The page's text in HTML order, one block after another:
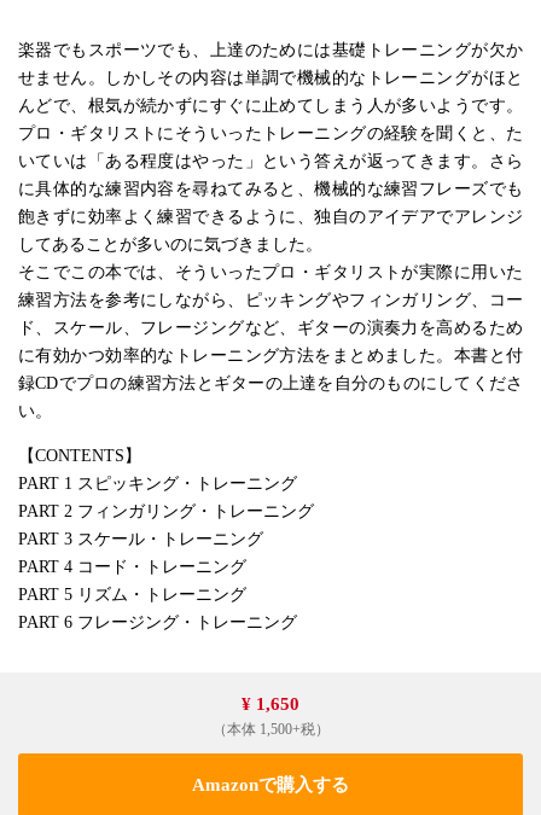
楽器でもスポーツでも、上達のためには基礎トレーニングが欠か
せません。しかしその内容は単調で機械的なトレーニングがほと
んどで、根気が続かずにすぐに止めてしまう人が多いようです。
プロ・ギタリストにそういったトレーニングの経験を聞くと、た
いていは「ある程度はやった」という答えが返ってきます。さら
に具体的な練習内容を尋ねてみると、機械的な練習フレーズでも
飽きずに効率よく練習できるように、独自のアイデアでアレンジ
してあることが多いのに気づきました。
そこでこの本では、そういったプロ・ギタリストが実際に用いた
練習方法を参考にしながら、ピッキングやフィンガリング、コー
ド、スケール、フレージングなど、ギターの演奏力を高めるため
に有効かつ効率的なトレーニング方法をまとめました。本書と付
録CDでプロの練習方法とギターの上達を自分のものにしてくださ
い。
【CONTENTS】
PART 1 スピッキング・トレーニング
PART 2 フィンガリング・トレーニング
PART 3 スケール・トレーニング
PART 4 コード・トレーニング
PART 5 リズム・トレーニング
PART 6 フレージング・トレーニング
¥ 1,650
（本体 1,500+税）
Amazonで購入する